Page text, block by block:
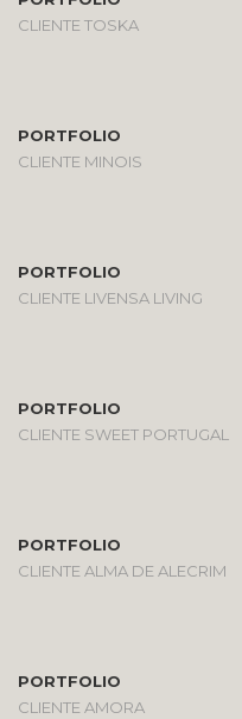
CLIENTE TOSKA
PORTFOLIO
CLIENTE MINOIS
PORTFOLIO
CLIENTE LIVENSA LIVING
PORTFOLIO
CLIENTE SWEET PORTUGAL
PORTFOLIO
CLIENTE ALMA DE ALECRIM
PORTFOLIO
CLIENTE AMORA